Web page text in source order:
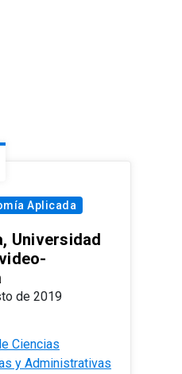
Aplicada
Universidad
de 2019
Ciencias
y Administrativas